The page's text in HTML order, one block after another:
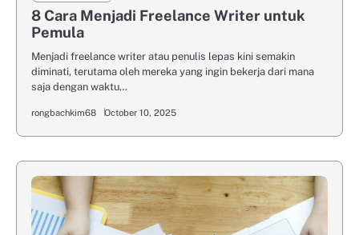
8 Cara Menjadi Freelance Writer untuk
Pemula
Menjadi freelance writer atau penulis lepas kini semakin
diminati, terutama oleh mereka yang ingin bekerja dari mana
saja dengan waktu…
rongbachkim68 October 10, 2025